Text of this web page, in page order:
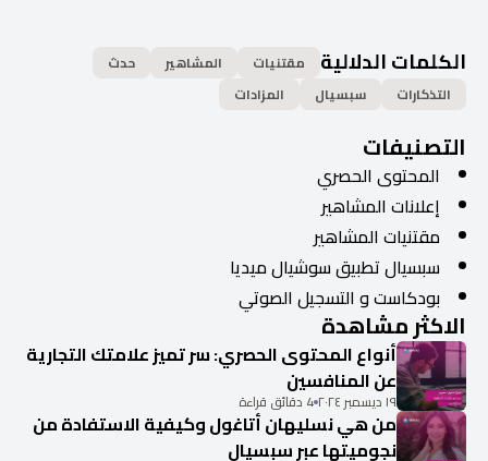
الكلمات الدلالية مقتنيات المشاهير
حدث
التذكارات
سبسيال المزادات
التصنيفات
المحتوى الحصري
إعلانات المشاهير
مقتنيات المشاهير
سبسيال تطبيق سوشيال ميديا
بودكاست و التسجيل الصوتي
الاكثر مشاهدة
أنواع المحتوى الحصري: سر تميز علامتك التجارية
عن المنافسين
١٩ ديسمبر ٢٠٢٤ 4 دقائق قراءة
من هي نسليهان أتاغول وكيفية الاستفادة من
نجوميتها عبر سبسيال